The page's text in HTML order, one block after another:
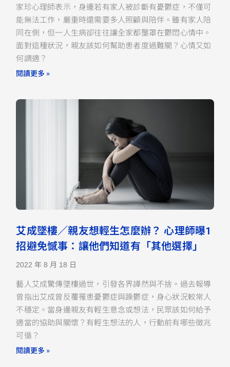
家珍心理師表示，身邊若有家人被診斷有憂鬱症，不僅可
能無法工作，嚴重時還需要多人照顧與陪伴。雖有家人陪
同在側，但一人生病卻往往讓全家都壟罩在鬱悶心情中。
面對這種狀況，親友該如何幫助患者度過難關？心情又如
何調適？
閱讀更多 »
艾成墜樓／親友想輕生怎麼辦？ 心理師曝1
招避免憾事：讓他們知道有「其他選擇」
2022 年 8 月 18 日
藝人艾成驚傳墜樓過世，引發各界譁然與不捨。過去報導
曾指出艾成曾反覆罹患憂鬱症與躁鬱症，身心狀況較常人
不穩定。當身邊親友有輕生意念或想法，民眾該如何給予
適當的協助與關懷？有輕生想法的人，行動前有哪些徵兆
可循？
閱讀更多 »